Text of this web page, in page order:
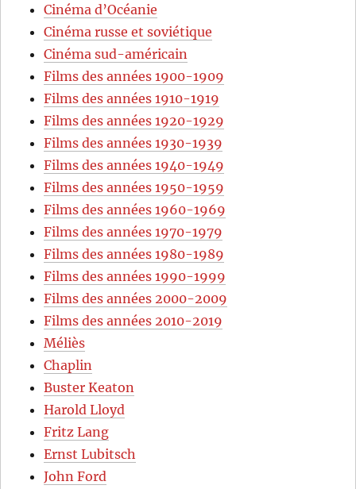
Cinéma d’Océanie
Cinéma russe et soviétique
Cinéma sud-américain
Films des années 1900-1909
Films des années 1910-1919
Films des années 1920-1929
Films des années 1930-1939
Films des années 1940-1949
Films des années 1950-1959
Films des années 1960-1969
Films des années 1970-1979
Films des années 1980-1989
Films des années 1990-1999
Films des années 2000-2009
Films des années 2010-2019
Méliès
Chaplin
Buster Keaton
Harold Lloyd
Fritz Lang
Ernst Lubitsch
John Ford